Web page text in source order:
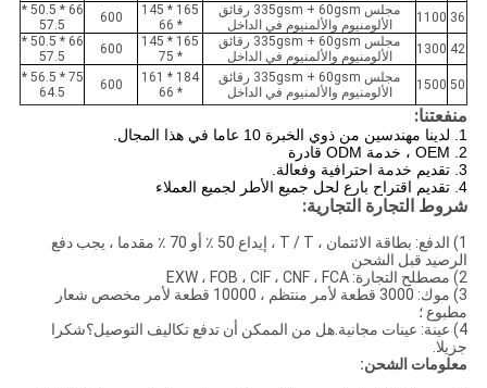
36
1100
مجلس 335gsm + 60gsm رقائق
الألومنيوم والألمنيوم في الداخل
165 * 145
* 66
600
66 * 50.5 *
57.5
42
1300
مجلس 335gsm + 60gsm رقائق
الألومنيوم والألمنيوم في الداخل
165 * 145
* 75
600
66 * 50.5 *
57.5
50
1500
مجلس 335gsm + 60gsm رقائق
الألومنيوم والألمنيوم في الداخل
184 * 161
* 66
600
75 * 56.5 *
64.5
منفعتنا:
1. لدينا مهندسين من ذوي الخبرة 10 عاما في هذا المجال.
2. OEM ، خدمة ODM قادرة
3. تقديم خدمة احترافية وفعالة.
4. تقديم اقتراح بارع لحل جميع الأطر لجميع العملاء
شروط التجارة التجارية:
1) الدفع: بطاقة الائتمان ، T / T ، إيداع 50 ٪ أو 70 ٪ مقدما ، يجب دفع
الرصيد قبل الشحن
2) مصطلح التجارة: EXW ، FOB ، CIF ، CNF ، FCA
3) موك: 3000 قطعة لأمر منتظم ، 10000 قطعة لأمر مخصص شعار
مطبوع ؛
4) عينة: عينات مجانية.هل من الممكن أن تدفع تكاليف التوصيل؟شكرا
جزيلا.
معلومات الشحن: